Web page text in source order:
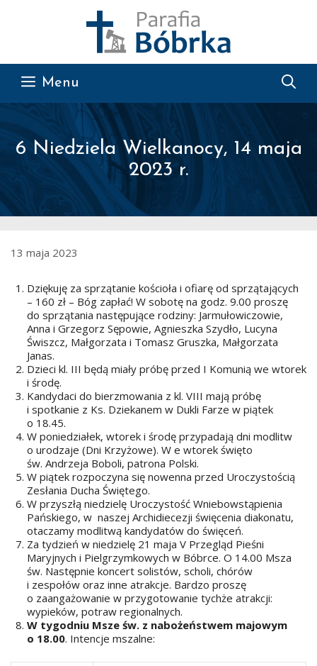
Menu
6 Niedziela Wielkanocy, 14 maja
2023 r.
13 maja 2023
Dziękuję za sprzątanie kościoła i ofiarę od sprzątających
– 160 zł – Bóg zapłać! W sobotę na godz. 9.00 proszę
do sprzątania następujące rodziny: Jarmułowiczowie,
Anna i Grzegorz Sępowie, Agnieszka Szydło, Lucyna
Świszcz, Małgorzata i Tomasz Gruszka, Małgorzata
Janas.
Dzieci kl. III będą miały próbę przed I Komunią we wtorek
i środę.
Kandydaci do bierzmowania z kl. VIII mają próbę
i spotkanie z Ks. Dziekanem w Dukli Farze w piątek
o 18.45.
W poniedziałek, wtorek i środę przypadają dni modlitw
o urodzaje (Dni Krzyżowe). W e wtorek święto
św. Andrzeja Boboli, patrona Polski.
W piątek rozpoczyna się nowenna przed Uroczystością
Zesłania Ducha Świętego.
W przyszłą niedzielę Uroczystość Wniebowstąpienia
Pańskiego, w naszej Archidiecezji święcenia diakonatu,
otaczamy modlitwą kandydatów do święceń.
Za tydzień w niedzielę 21 maja V Przegląd Pieśni
Maryjnych i Pielgrzymkowych w Bóbrce. O 14.00 Msza
św. Następnie koncert solistów, scholi, chórów
i zespołów oraz inne atrakcje. Bardzo proszę
o zaangażowanie w przygotowanie tychże atrakcji:
wypieków, potraw regionalnych.
W tygodniu Msze św. z nabożeństwem majowym
o 18.00. Intencje mszalne: